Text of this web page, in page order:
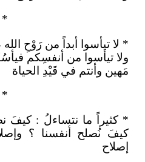
*
* لا تيأسوا أبداً من رَوْحِ
ولا تيأسوا من أنفسِكم
مَهين وأنتم في قَيْدِ الحياة
*
* كثيراً ما نتساءلُ : كيفَ
كيفَ نُصلح أنفسنا ؟
إصلاح